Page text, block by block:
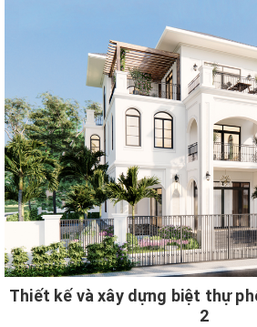
Thiết kế và xây dựng biệt thự
2